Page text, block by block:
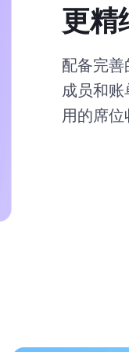
更精
配备完善
成员和账
用的席位